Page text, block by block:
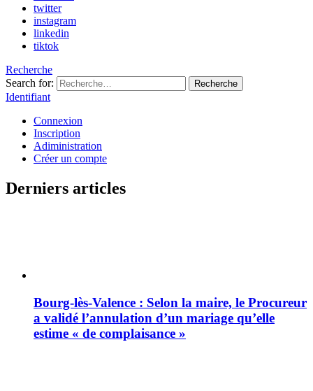
twitter
instagram
linkedin
tiktok
Recherche
Search for:
Recherche
Identifiant
Connexion
Inscription
Adiministration
Créer un compte
Derniers articles
Bourg-lès-Valence : Selon la maire, le Procureur
a validé l’annulation d’un mariage qu’elle
estime « de complaisance »